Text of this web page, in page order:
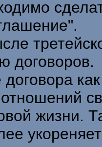
договоров.
жизни.